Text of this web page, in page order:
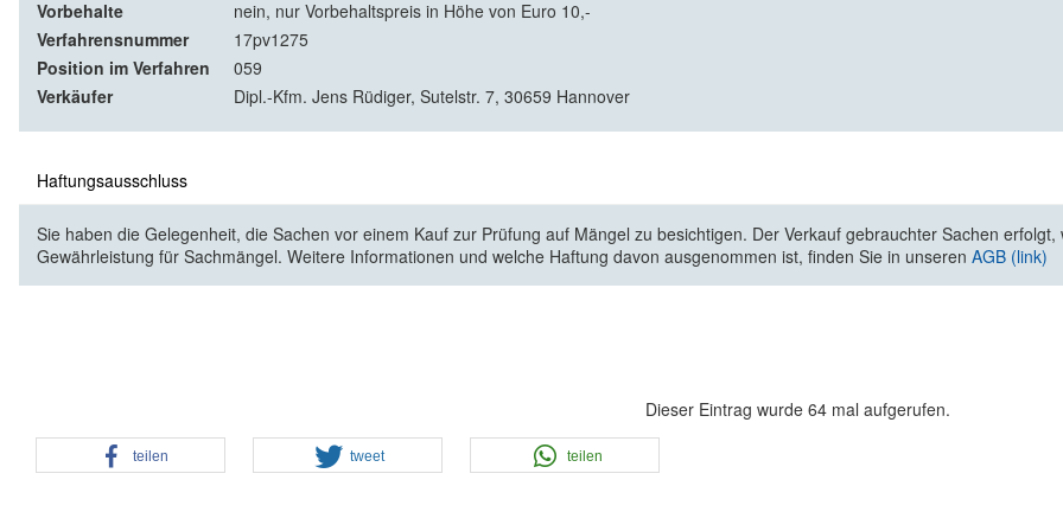
Vorbehalte
nein, nur Vorbehaltspreis in Höhe von Euro 10,-
Verfahrensnummer
17pv1275
Position im Verfahren
059
Verkäufer
Dipl.-Kfm. Jens Rüdiger, Sutelstr. 7, 30659 Hannover
Haftungsausschluss
Sie haben die Gelegenheit, die Sachen vor einem Kauf zur Prüfung auf Mängel zu besichtigen. Der Verkauf gebrauchter Sachen
Gewährleistung für Sachmängel. Weitere Informationen und welche Haftung davon ausgenommen ist, finden Sie in unseren AGB (link)
Dieser Eintrag wurde 64 mal aufgerufen.
teilen tweet teilen